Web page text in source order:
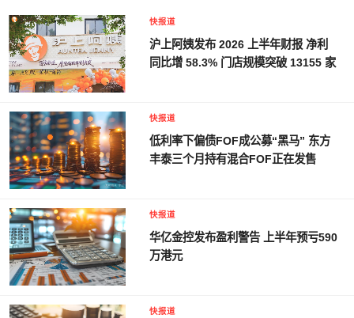
快报道
沪上阿姨发布 2026 上半年财报 净利
同比增 58.3% 门店规模突破 13155 家
快报道
低利率下偏债FOF成公募“黑马” 东方
丰泰三个月持有混合FOF正在发售
快报道
华亿金控发布盈利警告 上半年预亏590
万港元
快报道